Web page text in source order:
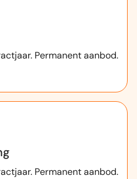
Permanent aanbod.
Permanent aanbod.